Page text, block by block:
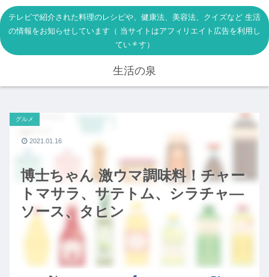
テレビで紹介された料理のレシピや、健康法、美容法、クイズなど 生活
の情報をお知らせしています（ 当サイトはアフィリエイト広告を利用し
ています）
生活の泉
博士ちゃん 激ウマ調味料！チャー
トマサラ、サテトム、シラチャ―
ソース、タヒン
グルメ
2021.01.16